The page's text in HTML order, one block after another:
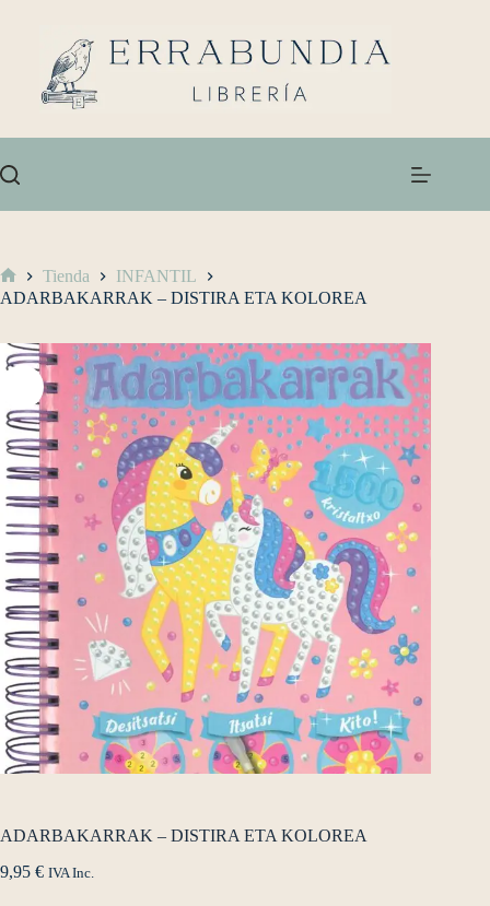
Tienda
INFANTIL
ADARBAKARRAK – DISTIRA ETA KOLOREA
ADARBAKARRAK – DISTIRA ETA KOLOREA
9,95 € IVA Inc.